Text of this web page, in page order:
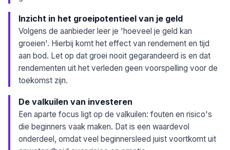
Inzicht in het groeipotentieel van je geld
Volgens de aanbieder leer je 'hoeveel je geld kan
groeien'. Hierbij komt het effect van rendement en tijd
aan bod. Let op dat groei nooit gegarandeerd is en dat
rendementen uit het verleden geen voorspelling voor de
toekomst zijn.
De valkuilen van investeren
Een aparte focus ligt op de valkuilen: fouten en risico's
die beginners vaak maken. Dat is een waardevol
onderdeel, omdat veel beginnersleed juist voortkomt uit